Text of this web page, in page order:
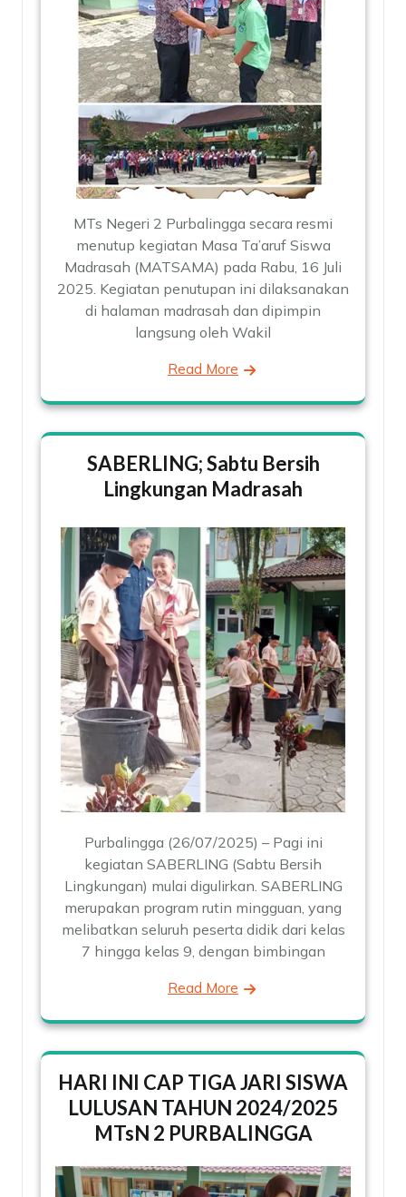
MTs Negeri 2 Purbalingga secara resmi
menutup kegiatan Masa Ta’aruf Siswa
Madrasah (MATSAMA) pada Rabu, 16 Juli
2025. Kegiatan penutupan ini dilaksanakan
di halaman madrasah dan dipimpin
langsung oleh Wakil
Read More
SABERLING; Sabtu Bersih
Lingkungan Madrasah
Purbalingga (26/07/2025) – Pagi ini
kegiatan SABERLING (Sabtu Bersih
Lingkungan) mulai digulirkan. SABERLING
merupakan program rutin mingguan, yang
melibatkan seluruh peserta didik dari kelas
7 hingga kelas 9, dengan bimbingan
Read More
HARI INI CAP TIGA JARI SISWA
LULUSAN TAHUN 2024/2025
MTsN 2 PURBALINGGA